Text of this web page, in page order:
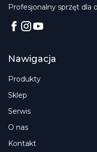
Profesjonalny sprzęt dla
Facebook
Instagram
YouTube
Nawigacja
Produkty
Sklep
Serwis
O nas
Kontakt